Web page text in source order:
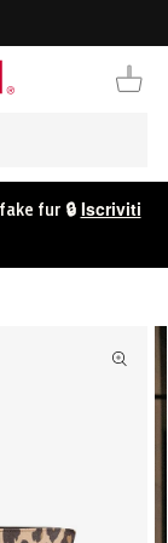
Carrello
fake fur🔒 Iscriviti